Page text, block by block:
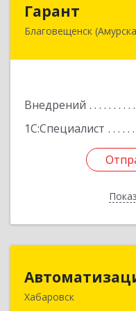
Гарант
Благовещенск
Внедрений
1С:Специалист
675000, Амурская
Хабаровск680013,